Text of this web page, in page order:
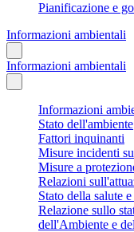
Pianificazione e
Informazioni ambientali
Informazioni ambientali
Informazioni
Stato dell'ambiente
Fattori inquinanti
Misure incidenti
Misure a
Relazioni
Stato della salute
Relazione sullo
dell'Ambiente e